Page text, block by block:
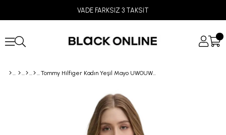
VADE FARKSIZ 3 TAKSİT
Tommy Hilfiger Kadın Yeşil Mayo UW0UW05850